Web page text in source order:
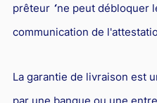
prêteur ‘’ne peut débloquer
communication de
La garantie de livraison est
par une banque ou une